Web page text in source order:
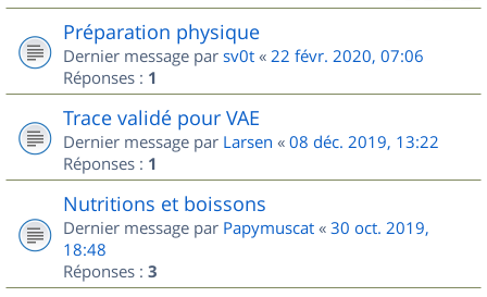
Préparation physique
Dernier message par sv0t « 22 févr. 2020, 07:06
Réponses : 1
Trace validé pour VAE
Dernier message par Larsen « 08 déc. 2019, 13:22
Réponses : 1
Nutritions et boissons
Dernier message par Papymuscat « 30 oct. 2019,
18:48
Réponses : 3